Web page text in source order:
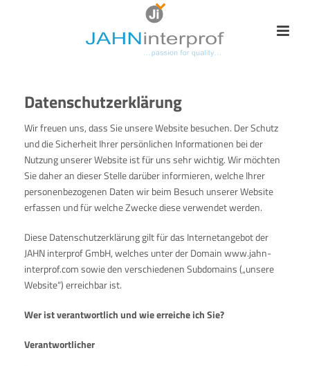
Datenschutzerklärung
Wir freuen uns, dass Sie unsere Website besuchen. Der Schutz
und die Sicherheit Ihrer persönlichen Informationen bei der
Nutzung unserer Website ist für uns sehr wichtig. Wir möchten
Sie daher an dieser Stelle darüber informieren, welche Ihrer
personenbezogenen Daten wir beim Besuch unserer Website
erfassen und für welche Zwecke diese verwendet werden.
Diese Datenschutzerklärung gilt für das Internetangebot der
JAHN interprof GmbH, welches unter der Domain www.jahn-
interprof.com sowie den verschiedenen Subdomains („unsere
Website“) erreichbar ist.
Wer ist verantwortlich und wie erreiche ich Sie?
Verantwortlicher